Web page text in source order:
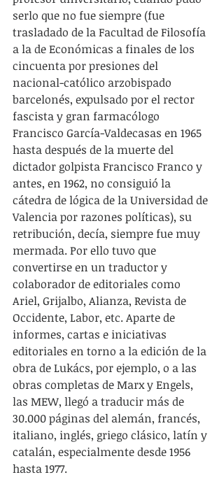
serlo que no fue siempre (fue
trasladado de la Facultad de Filosofía
a la de Económicas a finales de los
cincuenta por presiones del
nacional-católico arzobispado
barcelonés, expulsado por el rector
fascista y gran farmacólogo
Francisco García-Valdecasas en 1965
hasta después de la muerte del
dictador golpista Francisco Franco y
antes, en 1962, no consiguió la
cátedra de lógica de la Universidad de
Valencia por razones políticas), su
retribución, decía, siempre fue muy
mermada. Por ello tuvo que
convertirse en un traductor y
colaborador de editoriales como
Ariel, Grijalbo, Alianza, Revista de
Occidente, Labor, etc. Aparte de
informes, cartas e iniciativas
editoriales en torno a la edición de la
obra de Lukács, por ejemplo, o a las
obras completas de Marx y Engels,
las MEW, llegó a traducir más de
30.000 páginas del alemán, francés,
italiano, inglés, griego clásico, latín y
catalán, especialmente desde 1956
hasta 1977.